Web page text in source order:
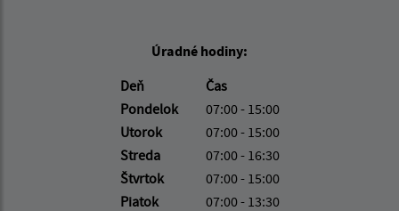
Úradné hodiny:
Deň
Čas
Pondelok
07:00 - 15:00
Utorok
07:00 - 15:00
Streda
07:00 - 16:30
Štvrtok
07:00 - 15:00
Piatok
07:00 - 13:30